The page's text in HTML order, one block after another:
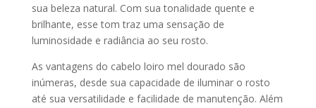
sua beleza natural. Com sua tonalidade quente e
brilhante, esse tom traz uma sensação de
luminosidade e radiância ao seu rosto.
As vantagens do cabelo loiro mel dourado são
inúmeras, desde sua capacidade de iluminar o rosto
até sua versatilidade e facilidade de manutenção. Além